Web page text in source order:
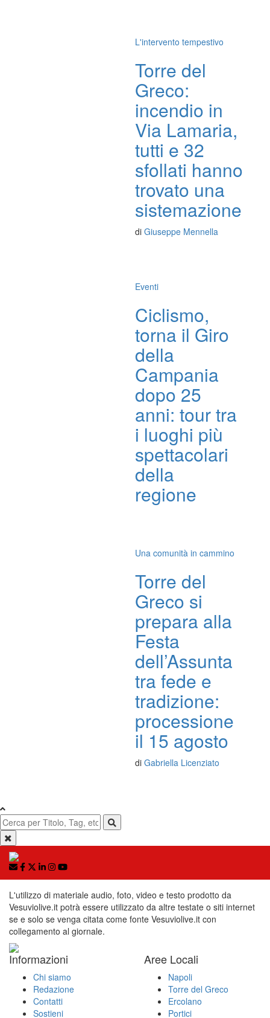
L'intervento tempestivo
Torre del
Greco:
incendio in
Via Lamaria,
tutti e 32
sfollati hanno
trovato una
sistemazione
di Giuseppe Mennella
Eventi
Ciclismo,
torna il Giro
della
Campania
dopo 25
anni: tour tra
i luoghi più
spettacolari
della
regione
Una comunità in cammino
Torre del
Greco si
prepara alla
Festa
dell’Assunta
tra fede e
tradizione:
processione
il 15 agosto
di Gabriella Licenziato
L'utilizzo di materiale audio, foto, video e testo prodotto da
Vesuviolive.it potrà essere utilizzato da altre testate o siti internet
se e solo se venga citata come fonte Vesuviolive.it con
collegamento al giornale.
Informazioni
Chi siamo
Redazione
Contatti
Sostieni
Aree Locali
Napoli
Torre del Greco
Ercolano
Portici